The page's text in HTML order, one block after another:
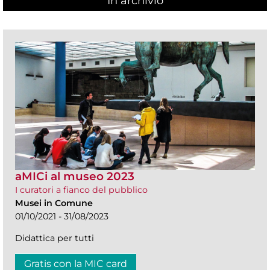
aMICi al museo 2023
I curatori a fianco del pubblico
Musei in Comune
01/10/2021 - 31/08/2023
Didattica per tutti
Gratis con la MIC card